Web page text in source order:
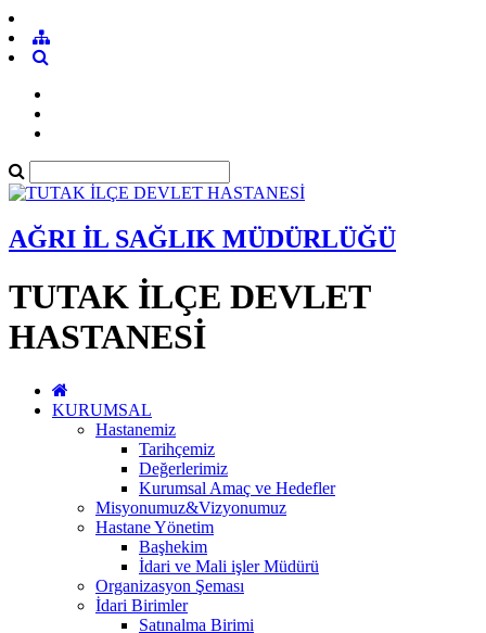
AĞRI İL SAĞLIK MÜDÜRLÜĞÜ
TUTAK İLÇE DEVLET
HASTANESİ
KURUMSAL
Hastanemiz
Tarihçemiz
Değerlerimiz
Kurumsal Amaç ve Hedefler
Misyonumuz&Vizyonumuz
Hastane Yönetim
Başhekim
İdari ve Mali işler Müdürü
Organizasyon Şeması
İdari Birimler
Satınalma Birimi